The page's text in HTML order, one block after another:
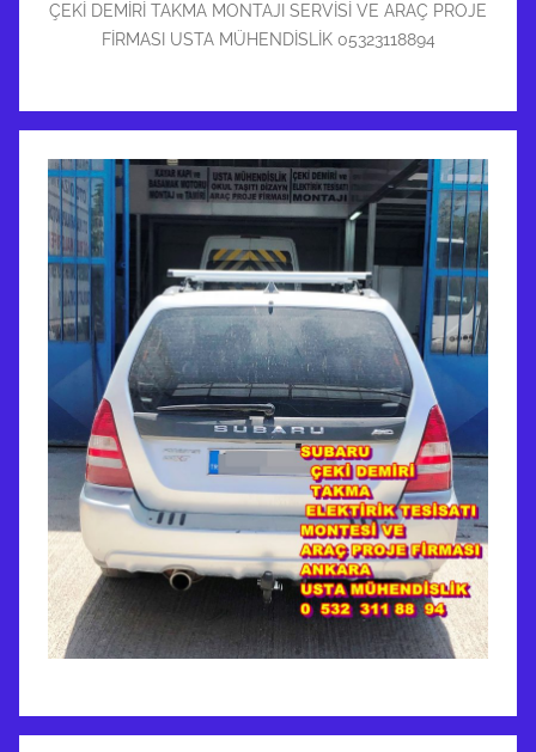
ÇEKİ DEMİRİ TAKMA MONTAJI SERVİSİ VE ARAÇ PROJE
FİRMASI USTA MÜHENDİSLİK 05323118894